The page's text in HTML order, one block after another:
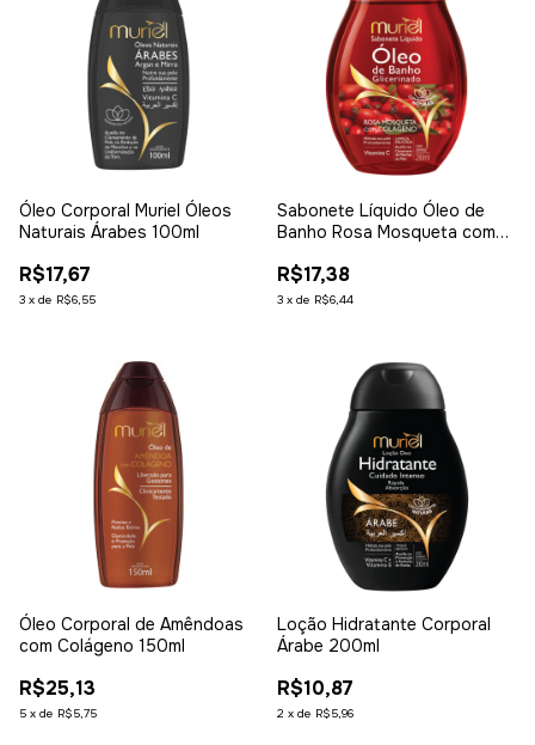
Óleo Corporal Muriel Óleos
Naturais Árabes 100ml
R$17,67
3 x de R$6,55
Sabonete Líquido Óleo de
Banho Rosa Mosqueta com
R$17,38
3 x de R$6,44
Óleo Corporal de Amêndoas
com Colágeno 150ml
R$25,13
5 x de R$5,75
Loção Hidratante Corporal
Árabe 200ml
R$10,87
2 x de R$5,96